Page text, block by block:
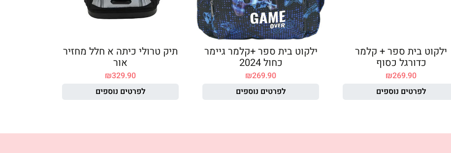
ילקוט בית ספר + קלמר
כדורגל כסוף
₪269.90
לפרטים נוספים
ילקוט בית ספר +קלמר גיימר
כחול 2024
₪269.90
לפרטים נוספים
תיק טרולי כיתה א חלל מחזיר
אור
₪329.90
לפרטים נוספים